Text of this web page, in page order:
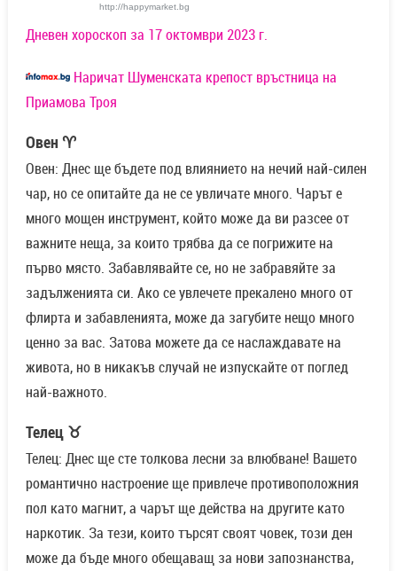
http://happymarket.bg
Дневен хороскоп за 17 октомври 2023 г.
Наричат Шуменската крепост връстница на
Приамова Троя
Овен ♈
Овен: Днес ще бъдете под влиянието на нечий най-силен
чар, но се опитайте да не се увличате много. Чарът е
много мощен инструмент, който може да ви разсее от
важните неща, за които трябва да се погрижите на
първо място. Забавлявайте се, но не забравяйте за
задълженията си. Ако се увлечете прекалено много от
флирта и забавленията, може да загубите нещо много
ценно за вас. Затова можете да се наслаждавате на
живота, но в никакъв случай не изпускайте от поглед
най-важното.
Телец ♉
Телец: Днес ще сте толкова лесни за влюбване! Вашето
романтично настроение ще привлече противоположния
пол като магнит, а чарът ще действа на другите като
наркотик. За тези, които търсят своят човек, този ден
може да бъде много обещаващ за нови запознанства,